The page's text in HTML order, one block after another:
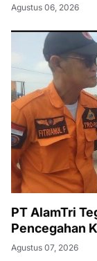
Agustus 06, 2026
PT AlamTri
Pencegahan
Agustus 07, 2026